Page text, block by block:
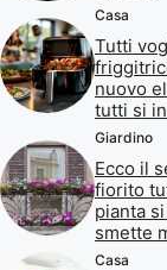
Casa
Tutti
nuovo
tutti si
Giardino
Ecco il
fiorito
pianta
smette
Casa